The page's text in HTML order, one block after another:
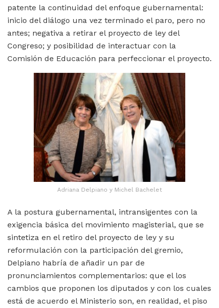
patente la continuidad del enfoque gubernamental:
inicio del diálogo una vez terminado el paro, pero no
antes; negativa a retirar el proyecto de ley del
Congreso; y posibilidad de interactuar con la
Comisión de Educación para perfeccionar el proyecto.
Adriana Delpiano y Michel Bachelet
A la postura gubernamental, intransigentes con la
exigencia básica del movimiento magisterial, que se
sintetiza en el retiro del proyecto de ley y su
reformulación con la participación del gremio,
Delpiano habría de añadir un par de
pronunciamientos complementarios: que el los
cambios que proponen los diputados y con los cuales
está de acuerdo el Ministerio son, en realidad, el piso